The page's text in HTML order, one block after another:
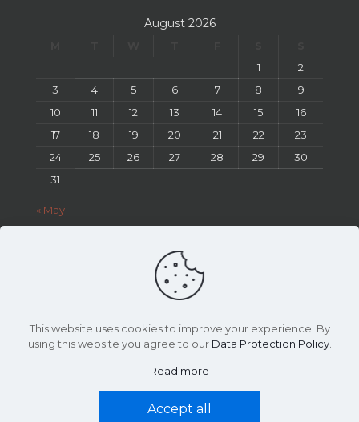
August 2026
1
2
3
4 5 6 7 8
9
10
11 12 13 14 15
16
17
18 19 20 21 22
23
24
25 26 27 28 29
30
31
« May
This website uses cookies to improve your experience. By
using this website you agree to our Data Protection Policy.
Read more
Accept all